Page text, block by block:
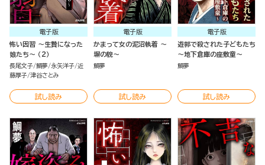
電子版
怖い因習 ～生贄になった
娘たち～ （2）
長尾文子 鯛夢 永矢洋子 近
藤厚子 津谷さとみ
試し読み
電子版
かまって女の泥沼執着 ～
塀の貌～
鯛夢
試し読み
電子版
遊郭で殺された子どもたち
～地下倉庫の座敷童～
鯛夢
試し読み